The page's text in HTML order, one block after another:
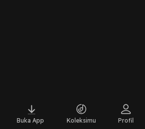
Buka App Koleksimu Profil